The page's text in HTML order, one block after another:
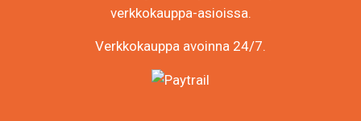
verkkokauppa-asioissa.
Verkkokauppa avoinna 24/7.